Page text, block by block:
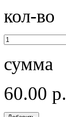
кол-во
сумма
60.00 р.